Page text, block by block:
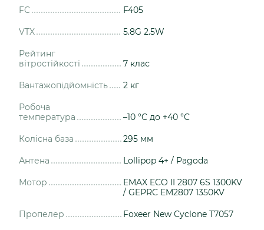
FC F405
VTX 5.8G 2.5W
Рейтинг
вітростійкості
7 клас
Вантажопідйомність 2 кг
Робоча
температура
–10 °C до +40 °C
Колісна база 295 мм
Антена Lollipop 4+ / Pagoda
Мотор
EMAX ECO II 2807 6S 1300KV
/ GEPRC EM2807 1350KV
Пропелер Foxeer New Cyclone T7057